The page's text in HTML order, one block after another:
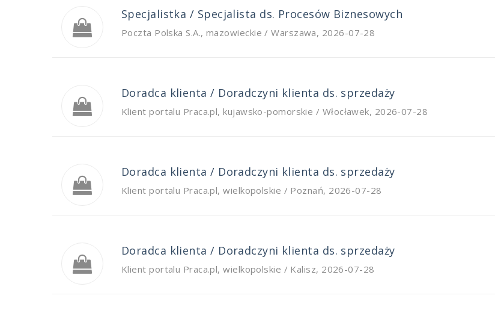
Specjalistka / Specjalista ds. Procesów Biznesowych
Poczta Polska S.A.,mazowieckie / Warszawa, 2026-07-28
Doradca klienta / Doradczyni klienta ds. sprzedaży
Klient portalu Praca.pl,kujawsko-pomorskie / Włocławek, 2026-07-28
Doradca klienta / Doradczyni klienta ds. sprzedaży
Klient portalu Praca.pl,wielkopolskie / Poznań, 2026-07-28
Doradca klienta / Doradczyni klienta ds. sprzedaży
Klient portalu Praca.pl,wielkopolskie / Kalisz, 2026-07-28